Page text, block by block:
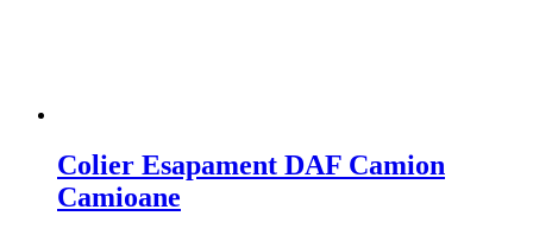
Colier Esapament DAF Camion
Camioane